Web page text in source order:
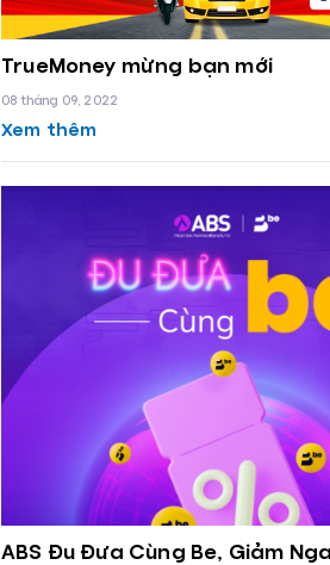
TrueMoney mừng bạn mới
08 tháng 09, 2022
Xem thêm
ABS Đu Đưa Cùng Be, Giảm